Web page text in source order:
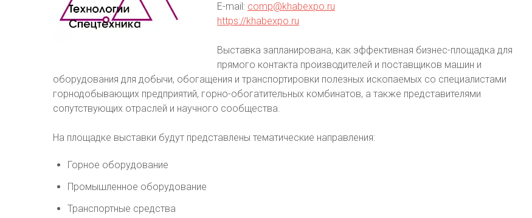
E-mail: comp@khabexpo.ru
https://khabexpo.ru
Выставка запланирована, как эффективная бизнес-площадка для
прямого контакта производителей и поставщиков машин и
оборудования для добычи, обогащения и транспортировки полезных ископаемых со специалистами
горнодобывающих предприятий, горно-обогатительных комбинатов, а также представителями
сопутствующих отраслей и научного сообщества.
На площадке выставки будут представлены тематические направления:
Горное оборудование
Промышленное оборудование
Транспортные средства